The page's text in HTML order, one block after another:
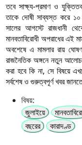
তবে সাক্ষ্য-প্রমাণ ও
তাকে দোষী সাব্যস্ত করে
সালের আগস্টে রাজধানী
মানবতাবিরোধী অপরাধের এই
অবশেষে এ মামলার রায়
রাজনৈতিক অঙ্গনে নতুন
করা হবে কি না, সে বিষয়ে
সর্বশেষ ও গুরুত্বপূর্ণ খবর
বিষয়:
জুলাইয়ে
বছরের
কারাদণ্ড